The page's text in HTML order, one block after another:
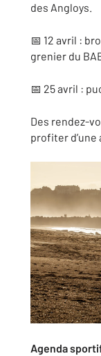
des Angloys.
📅 12 avril :
grenier du
📅 25 avril :
Des rendez-
profiter
Agenda